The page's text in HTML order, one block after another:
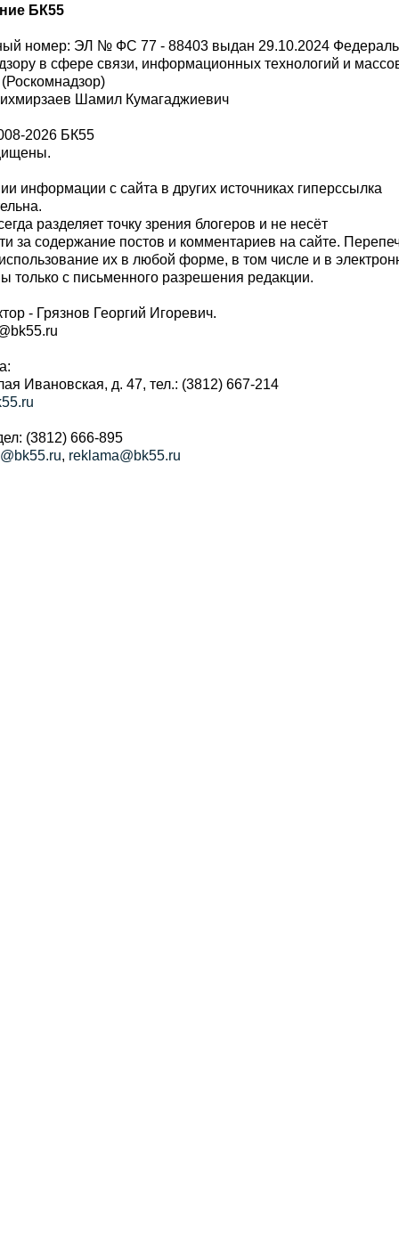
БК55
номер: ЭЛ № ФС 77 - 88403 выдан 29.10.2024
в сфере связи, информационных технологий и
Шамил Кумагаджиевич
2026 БК55
информации с сайта в других источниках гиперссылка
разделяет точку зрения блогеров и не несёт
за содержание постов и комментариев на сайте.
их в любой форме, в том числе и в
с письменного разрешения редакции.
- Грязнов Георгий Игоревич.
Ивановская, д. 47, тел.: (3812) 667-214
(3812) 666-895
, reklama@bk55.ru